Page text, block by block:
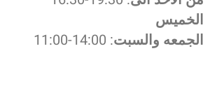
الخميس
11:00-14:00 :الجمعه والسبت